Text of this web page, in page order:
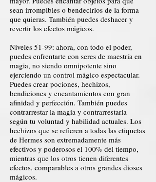
sean irrompibles o bendecirlos de la forma
que quieras. También puedes deshacer y
revertir los efectos mágicos.
Niveles 51-99: ahora, con todo el poder,
puedes enfrentarte con seres de maestría en
magia, no siendo omnipotente sino
ejerciendo un control mágico espectacular.
Puedes crear pociones, hechizos,
bendiciones y encantamientos con gran
afinidad y perfección. También puedes
contrarrestar la magia y contrarrestarla
según tu voluntad y habilidad actuales. Los
hechizos que se refieren a todas las etiquetas
de Hermes son extremadamente más
efectivos y poderosos el 100% del tiempo,
mientras que los otros tienen diferentes
efectos, comparables a otros grandes dioses
mágicos.